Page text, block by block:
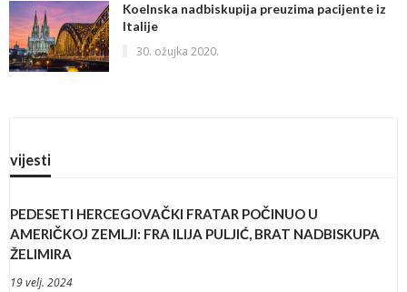
Koelnska nadbiskupija preuzima pacijente iz
Italije
30. ožujka 2020.
vijesti
PEDESETI HERCEGOVAČKI FRATAR POČINUO U
AMERIČKOJ ZEMLJI: FRA ILIJA PULJIĆ, BRAT NADBISKUPA
ŽELIMIRA
19 velj. 2024